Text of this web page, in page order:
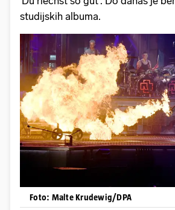
studijskih albuma.
Foto: Malte Krudewig/DPA